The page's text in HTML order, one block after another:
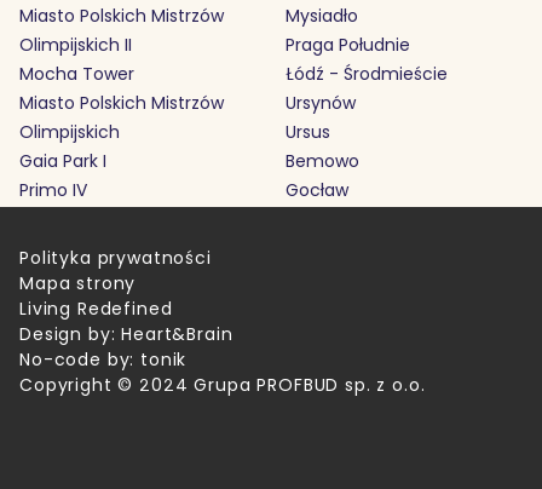
Miasto Polskich Mistrzów
Olimpijskich II
Mocha Tower
Miasto Polskich Mistrzów
Olimpijskich
Gaia Park I
Primo IV
Mysiadło
Praga Południe
Łódź - Środmieście
Ursynów
Ursus
Bemowo
Gocław
Copyright © 2024 Grupa PROFBUD sp. z o.o.
Polityka prywatności
Mapa strony
Living Redefined
Design by: Heart&Brain
No-code by: tonik